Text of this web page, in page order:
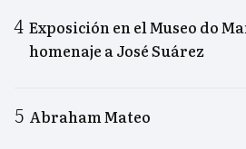
Exposición en el Museo do
homenaje a José Suárez
Abraham Mateo